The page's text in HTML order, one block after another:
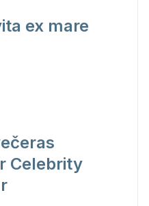
ex mare
Celebrity